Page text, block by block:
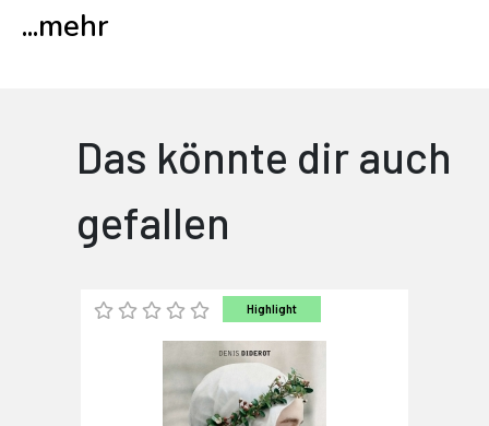
...mehr
Das könnte dir auch
gefallen
Highlight